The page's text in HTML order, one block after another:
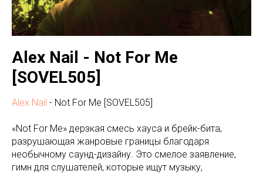
Alex Nail - Not For Me
[SOVEL505]
Alex Nail - Not For Me [SOVEL505]
«Not For Me» дерзкая смесь хауса и брейк-бита,
разрушающая жанровые границы благодаря
необычному саунд-дизайну. Это смелое заявление,
гимн для слушателей, которые ищут музыку,